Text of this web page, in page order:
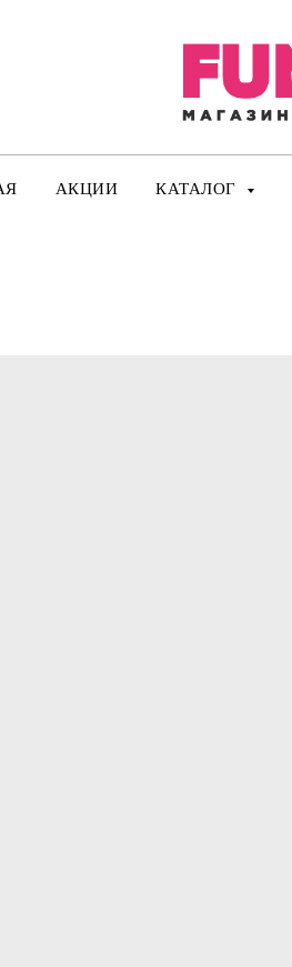
АКЦИИ КАТАЛОГ